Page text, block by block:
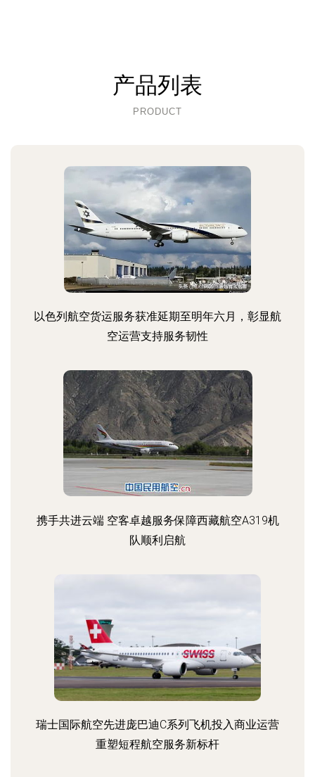
产品列表
PRODUCT
以色列航空货运服务获准延期至明年六月，彰显航
空运营支持服务韧性
携手共进云端 空客卓越服务保障西藏航空A319机
队顺利启航
瑞士国际航空先进庞巴迪C系列飞机投入商业运营
重塑短程航空服务新标杆